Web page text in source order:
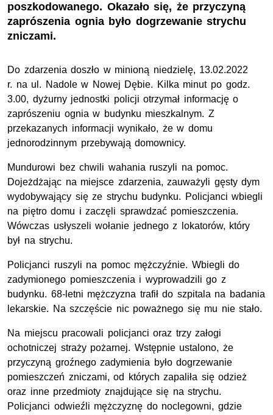
poszkodowanego. Okazało się, że przyczyną
zaprószenia ognia było dogrzewanie strychu
zniczami.
Do zdarzenia doszło w minioną niedzielę, 13.02.2022
r. na ul. Nadole w Nowej Dębie. Kilka minut po godz.
3.00, dyżurny jednostki policji otrzymał informację o
zaprószeniu ognia w budynku mieszkalnym. Z
przekazanych informacji wynikało, że w domu
jednorodzinnym przebywają domownicy.
Mundurowi bez chwili wahania ruszyli na pomoc.
Dojeżdżając na miejsce zdarzenia, zauważyli gęsty dym
wydobywający się ze strychu budynku. Policjanci wbiegli
na piętro domu i zaczęli sprawdzać pomieszczenia.
Wówczas usłyszeli wołanie jednego z lokatorów, który
był na strychu.
Policjanci ruszyli na pomoc mężczyźnie. Wbiegli do
zadymionego pomieszczenia i wyprowadzili go z
budynku. 68-letni mężczyzna trafił do szpitala na badania
lekarskie. Na szczęście nic poważnego się mu nie stało.
Na miejscu pracowali policjanci oraz trzy załogi
ochotniczej straży pożarnej. Wstępnie ustalono, że
przyczyną groźnego zadymienia było dogrzewanie
pomieszczeń zniczami, od których zapaliła się odzież
oraz inne przedmioty znajdujące się na strychu.
Policjanci odwieźli mężczyznę do noclegowni, gdzie